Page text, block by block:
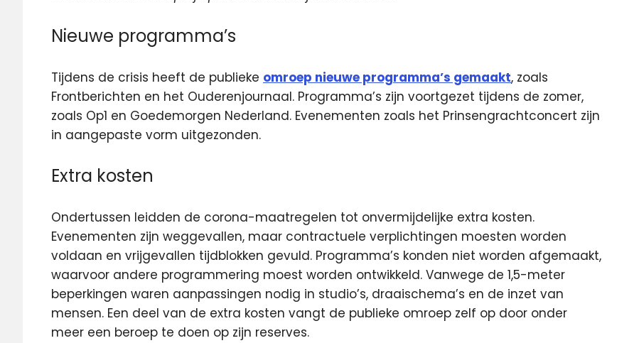
Nieuwe programma’s
Tijdens de crisis heeft de publieke omroep nieuwe programma’s gemaakt, zoals
Frontberichten en het Ouderenjournaal. Programma’s zijn voortgezet tijdens de zomer,
zoals Op1 en Goedemorgen Nederland. Evenementen zoals het Prinsengrachtconcert zijn
in aangepaste vorm uitgezonden.
Extra kosten
Ondertussen leidden de corona-maatregelen tot onvermijdelijke extra kosten.
Evenementen zijn weggevallen, maar contractuele verplichtingen moesten worden
voldaan en vrijgevallen tijdblokken gevuld. Programma’s konden niet worden afgemaakt,
waarvoor andere programmering moest worden ontwikkeld. Vanwege de 1,5-meter
beperkingen waren aanpassingen nodig in studio’s, draaischema’s en de inzet van
mensen. Een deel van de extra kosten vangt de publieke omroep zelf op door onder
meer een beroep te doen op zijn reserves.